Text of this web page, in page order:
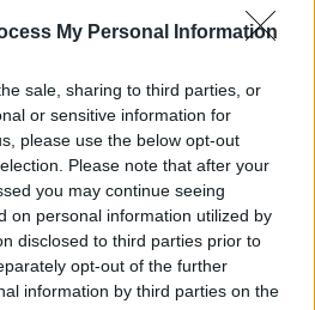
My Personal Information
sale, sharing to third parties, or
or sensitive information for
please use the below opt-out
Please note that after your
you may continue seeing
on personal information utilized by
disclosed to third parties prior to
opt-out of the further
information by third parties on the
rajtatok múlik, kik